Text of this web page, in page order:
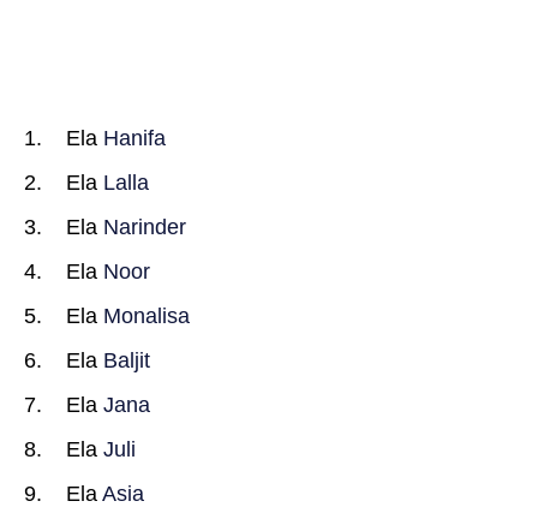
Ela Hanifa
Ela Lalla
Ela Narinder
Ela Noor
Ela Monalisa
Ela Baljit
Ela Jana
Ela Juli
Ela Asia